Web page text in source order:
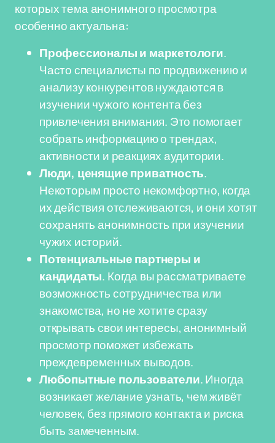
которых тема анонимного просмотра
особенно актуальна:
Профессионалы и маркетологи.
Часто специалисты по продвижению и
анализу конкурентов нуждаются в
изучении чужого контента без
привлечения внимания. Это помогает
собрать информацию о трендах,
активности и реакциях аудитории.
Люди, ценящие приватность.
Некоторым просто некомфортно, когда
их действия отслеживаются, и они хотят
сохранять анонимность при изучении
чужих историй.
Потенциальные партнеры и
кандидаты. Когда вы рассматриваете
возможность сотрудничества или
знакомства, но не хотите сразу
открывать свои интересы, анонимный
просмотр поможет избежать
преждевременных выводов.
Любопытные пользователи. Иногда
возникает желание узнать, чем живёт
человек, без прямого контакта и риска
быть замеченным.